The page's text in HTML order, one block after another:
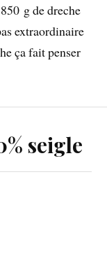
g de dreche
extraordinaire
ça fait penser
seigle